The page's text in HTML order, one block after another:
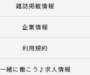
雑誌掲載情報
企業情報
利用規約
一緒に働こう♪求人情報